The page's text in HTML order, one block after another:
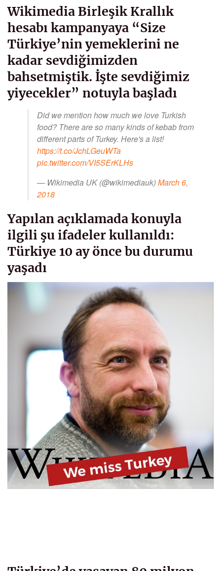
Wikimedia Birleşik Krallık
hesabı kampanyaya “Size
Türkiye’nin yemeklerini ne
kadar sevdiğimizden
bahsetmiştik. İşte sevdiğimiz
yiyecekler” notuyla başladı
Did we mention how much we love Turkish
food? There are so many kinds of kebab from
different parts of Turkey. Here's a list!
https://t.co/JchLGeuWTa
pic.twitter.com/VI5SErKLHs
— Wikimedia UK (@wikimediauk)March 6,
2018
Yapılan açıklamada konuyla
ilgili şu ifadeler kullanıldı:
Türkiye 10 ay önce bu durumu
yaşadı